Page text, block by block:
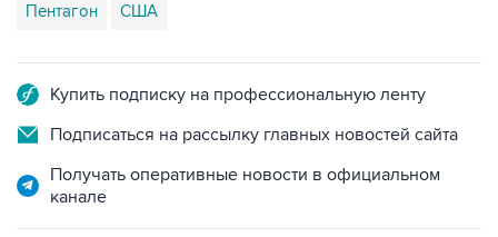
Пентагон США
Купить подписку на профессиональную ленту
Подписаться на рассылку главных новостей сайта
Получать оперативные новости в официальном
канале